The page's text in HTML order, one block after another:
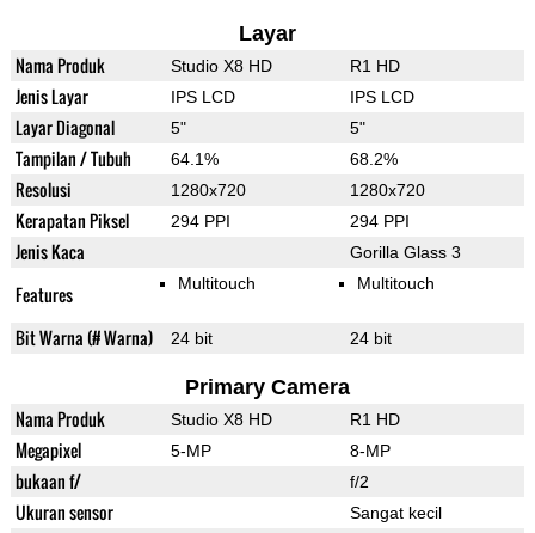
Layar
Nama Produk Studio X8 HD R1 HD
Jenis Layar IPS LCD IPS LCD
Layar Diagonal 5" 5"
Tampilan / Tubuh 64.1% 68.2%
Resolusi 1280x720 1280x720
Kerapatan Piksel 294 PPI 294 PPI
Jenis Kaca Gorilla Glass 3
Features Multitouch Multitouch
Bit Warna (# Warna) 24 bit 24 bit
Primary Camera
Nama Produk Studio X8 HD R1 HD
Megapixel 5-MP 8-MP
bukaan f/ f/2
Ukuran sensor Sangat kecil